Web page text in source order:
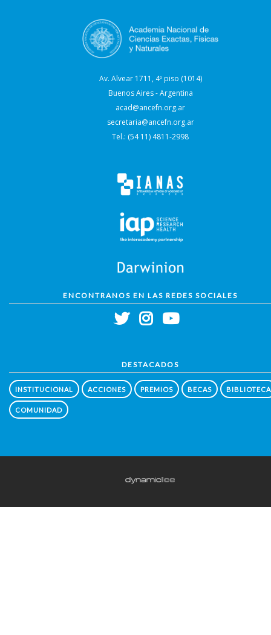
Av. Alvear 1711, 4º piso (1014)
Buenos Aires - Argentina
acad@ancefn.org.ar
secretaria@ancefn.org.ar
Tel.: (54 11) 4811-2998
ENCONTRANOS EN LAS REDES SOCIALES
DESTACADOS
INSTITUCIONAL ACCIONES PREMIOS BECAS BIBLIOTECA
COMUNIDAD